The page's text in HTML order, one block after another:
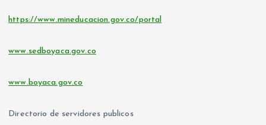
https://www.mineducacion.gov.co/portal
www.sedboyaca.gov.co
www.boyaca.gov.co
Directorio de servidores publicos